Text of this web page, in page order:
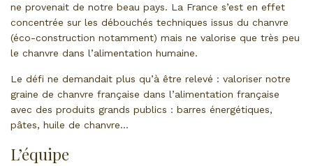
ne provenait de notre beau pays. La France s’est en effet
concentrée sur les débouchés techniques issus du chanvre
(éco-construction notamment) mais ne valorise que très peu
le chanvre dans l’alimentation humaine.
Le défi ne demandait plus qu’à être relevé : valoriser notre
graine de chanvre française dans l’alimentation française
avec des produits grands publics : barres énergétiques,
pâtes, huile de chanvre…
L’équipe